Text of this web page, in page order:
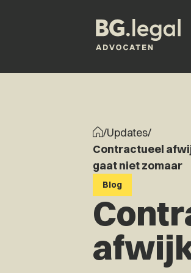
/Updates/
Contractueel
gaat niet zomaar
Blog